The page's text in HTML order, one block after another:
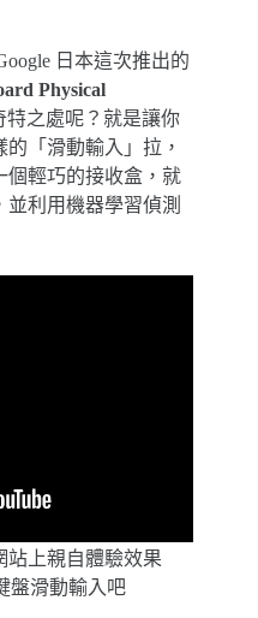
日本這次推出的
Physical
特之處呢？就是讓你
「滑動輸入」拉，
個輕巧的接收盒，就
利用機器學習偵測
站上親自體驗效果
盤滑動輸入吧